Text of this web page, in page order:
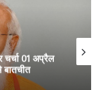
चर्चा 01 अप्रैल
बातचीत